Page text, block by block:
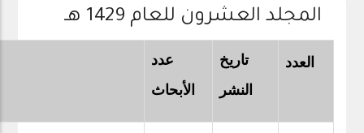
المجلد العشرون للعام 1429 هـ
عدد
الأبحاث
تاريخ
النشر
العدد